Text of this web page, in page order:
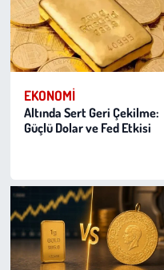
EKONOMI
Altında Sert Geri Çekilme:
Güçlü Dolar ve Fed Etkisi